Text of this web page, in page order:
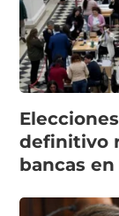
definitivo
bancas